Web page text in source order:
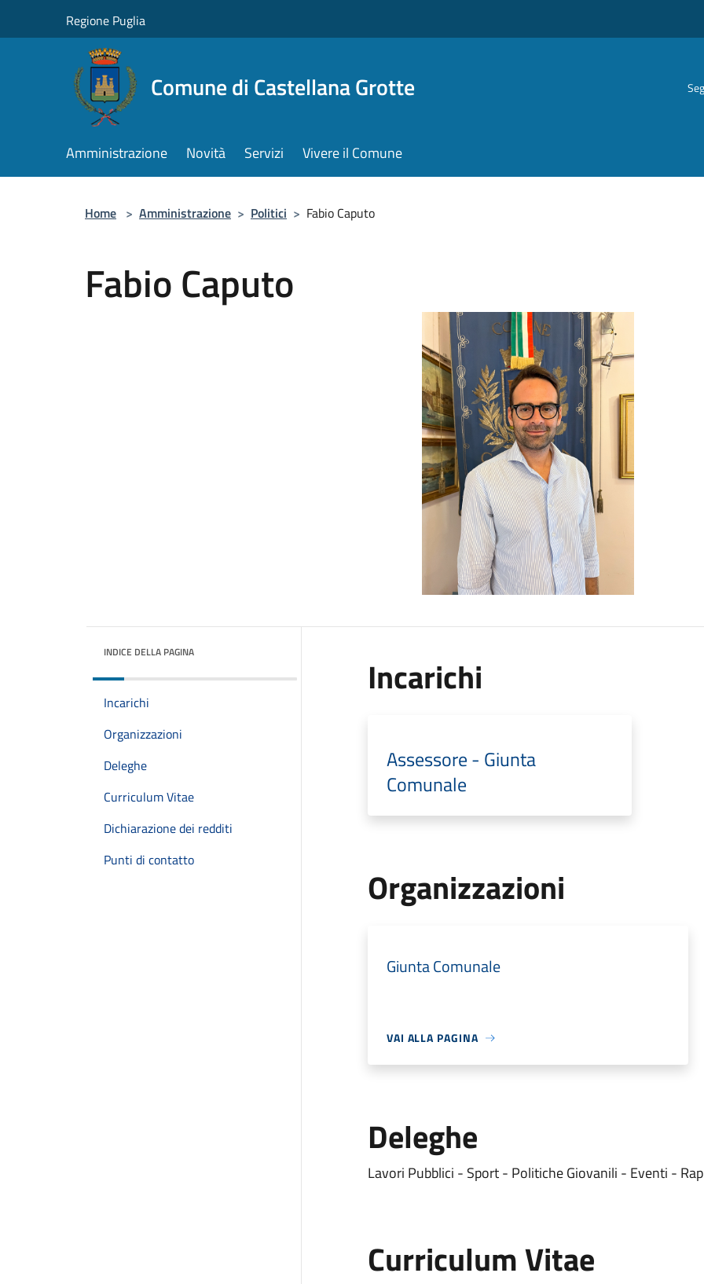
Regione Puglia
Comune di Castellana Grotte
Amministrazione Novità Servizi Vivere il Comune
Home > Amministrazione > Politici > Fabio Caputo
Fabio Caputo
INDICE DELLA PAGINA
Incarichi
Organizzazioni
Deleghe
Curriculum Vitae
Dichiarazione dei redditi
Punti di contatto
Incarichi
Assessore - Giunta
Comunale
Organizzazioni
Giunta Comunale
VAI ALLA PAGINA
Deleghe
Lavori Pubblici - Sport - Politiche Giovanili - Eventi -
Curriculum Vitae